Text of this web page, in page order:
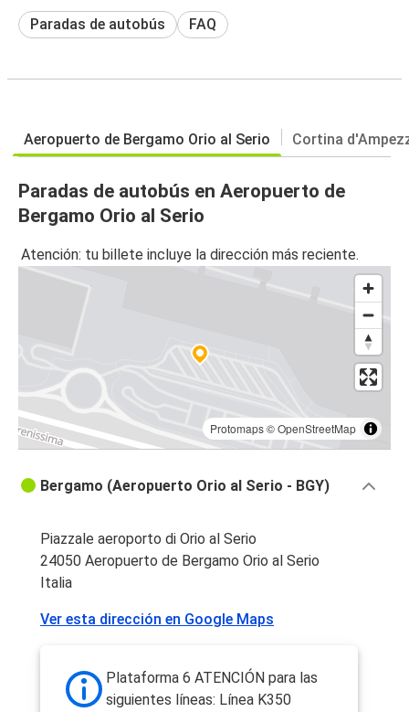
Paradas de autobús FAQ
Aeropuerto de Bergamo Orio al Serio Cortina
Paradas de autobús en Aeropuerto de
Bergamo Orio al Serio
Atención: tu billete incluye la dirección más reciente.
Protomaps©OpenStreetMap
Bergamo (Aeropuerto Orio al Serio - BGY)
Piazzale aeroporto di Orio al Serio
24050 Aeropuerto de Bergamo Orio al Serio
Italia
Ver esta dirección en Google Maps
Plataforma 6 ATENCIÓN para las
siguientes líneas: Línea K350